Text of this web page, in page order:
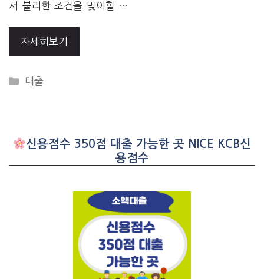
서 불리한 조건을 맞이할 …
자세히보기
CATEGORIES
대출
신용점수 350점 대출 가능한 곳 NICE KCB신
용점수